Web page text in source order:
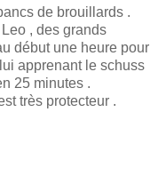
de brouillards .
, des grands
début une heure pour
apprenant le schuss
25 minutes .
très protecteur .